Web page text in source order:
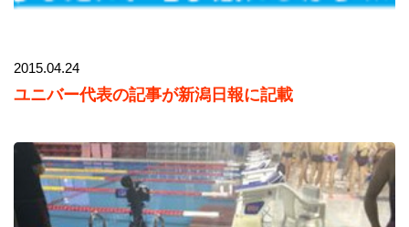
2015.04.24
ユニバー代表の記事が新潟日報に記載